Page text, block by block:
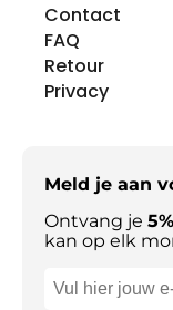
Contact
FAQ
Retour
Privacy
Meld je aan
Ontvang je
kan op elk